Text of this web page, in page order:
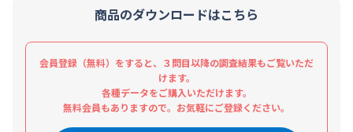
商品のダウンロードはこちら
会員登録（無料）をすると、３問目以降の調査結果もご覧いただ
けます。
各種データをご購入いただけます。
無料会員もありますので。お気軽にご登録ください。